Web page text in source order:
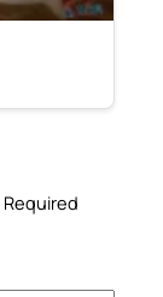
Required